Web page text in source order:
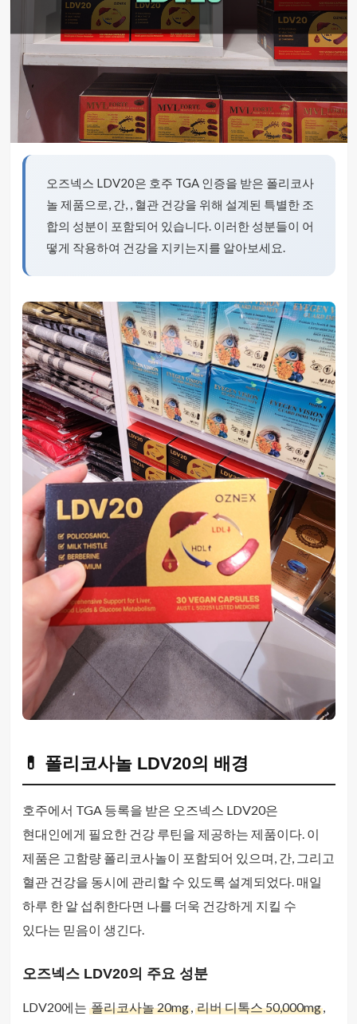
오즈넥스 LDV20은 호주 TGA 인증을 받은 폴리코사
놀 제품으로, 간, , 혈관 건강을 위해 설계된 특별한 조
합의 성분이 포함되어 있습니다. 이러한 성분들이 어
떻게 작용하여 건강을 지키는지를 알아보세요.
💊 폴리코사놀 LDV20의 배경
호주에서 TGA 등록을 받은 오즈넥스 LDV20은
현대인에게 필요한 건강 루틴을 제공하는 제품이다. 이
제품은 고함량 폴리코사놀이 포함되어 있으며, 간, 그리고
혈관 건강을 동시에 관리할 수 있도록 설계되었다. 매일
하루 한 알 섭취한다면 나를 더욱 건강하게 지킬 수
있다는 믿음이 생긴다.
오즈넥스 LDV20의 주요 성분
LDV20에는 폴리코사놀 20mg, 리버 디톡스 50,000mg,